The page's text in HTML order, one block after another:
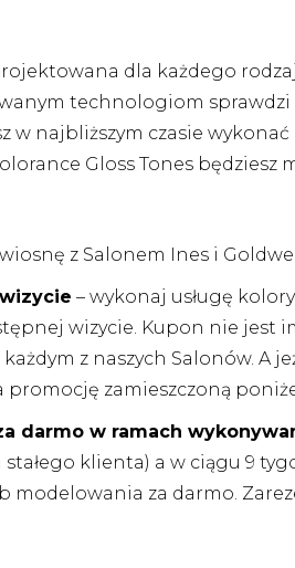
dla każdego
technologiom sprawdzi
w najbliższym czasie
Gloss Tones
z Salonem Ines i
– wykonaj usługę
wizycie. Kupon nie
z naszych Salonów. A
zamieszczoną
darmo w ramach
klienta) a w ciągu 9
modelowania za darmo.